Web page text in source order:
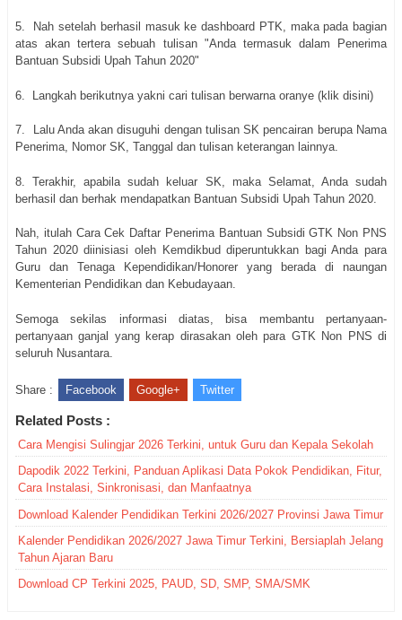
5. Nah setelah berhasil masuk ke dashboard PTK, maka pada bagian
atas akan tertera sebuah tulisan "Anda termasuk dalam Penerima
Bantuan Subsidi Upah Tahun 2020"
6. Langkah berikutnya yakni cari tulisan berwarna oranye (klik disini)
7. Lalu Anda akan disuguhi dengan tulisan SK pencairan berupa Nama
Penerima, Nomor SK, Tanggal dan tulisan keterangan lainnya.
8. Terakhir, apabila sudah keluar SK, maka Selamat, Anda sudah
berhasil dan berhak mendapatkan Bantuan Subsidi Upah Tahun 2020.
Nah, itulah Cara Cek Daftar Penerima Bantuan Subsidi GTK Non PNS
Tahun 2020 diinisiasi oleh Kemdikbud diperuntukkan bagi Anda para
Guru dan Tenaga Kependidikan/Honorer yang berada di naungan
Kementerian Pendidikan dan Kebudayaan.
Semoga sekilas informasi diatas, bisa membantu pertanyaan-
pertanyaan ganjal yang kerap dirasakan oleh para GTK Non PNS di
seluruh Nusantara.
Share : Facebook Google+ Twitter
Related Posts :
Cara Mengisi Sulingjar 2026 Terkini, untuk Guru dan Kepala Sekolah
Dapodik 2022 Terkini, Panduan Aplikasi Data Pokok Pendidikan, Fitur,
Cara Instalasi, Sinkronisasi, dan Manfaatnya
Download Kalender Pendidikan Terkini 2026/2027 Provinsi Jawa Timur
Kalender Pendidikan 2026/2027 Jawa Timur Terkini, Bersiaplah Jelang
Tahun Ajaran Baru
Download CP Terkini 2025, PAUD, SD, SMP, SMA/SMK